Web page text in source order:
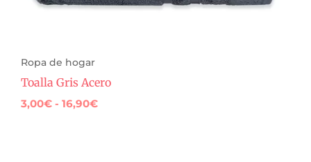
Ropa de hogar
Toalla Gris Acero
3,00€ - 16,90€